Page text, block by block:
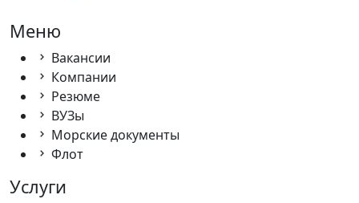
Меню
Вакансии
Компании
Резюме
ВУЗы
Морские документы
Флот
Услуги